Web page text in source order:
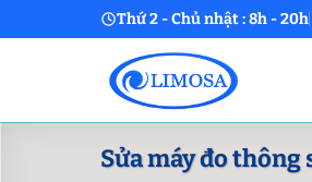
to
Thứ 2 - Chủ nhật : 8h - 20h
Sửa máy đo thông